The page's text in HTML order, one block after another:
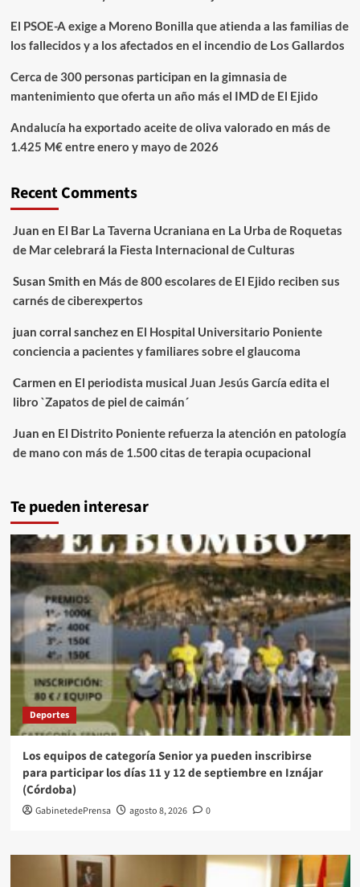
El PSOE-A exige a Moreno Bonilla que atienda a las familias de
los fallecidos y a los afectados en el incendio de Los Gallardos
Cerca de 300 personas participan en la gimnasia de
mantenimiento que oferta un año más el IMD de El Ejido
Andalucía ha exportado aceite de oliva valorado en más de
1.425 M€ entre enero y mayo de 2026
Recent Comments
Juan en El Bar La Taverna Ucraniana en La Urba de Roquetas
de Mar celebrará la Fiesta Internacional de Culturas
Susan Smith en Más de 800 escolares de El Ejido reciben sus
carnés de ciberexpertos
juan corral sanchezen El Hospital Universitario Poniente
conciencia a pacientes y familiares sobre el glaucoma
Carmen en El periodista musical Juan Jesús García edita el
libro `Zapatos de piel de caimán´
Juan en El Distrito Poniente refuerza la atención en patología
de mano con más de 1.500 citas de terapia ocupacional
Te pueden interesar
Deportes
Los equipos de categoría Senior ya pueden inscribirse
para participar los días 11 y 12 de septiembre en Iznájar
(Córdoba)
GabinetedePrensa agosto 8, 2026 0